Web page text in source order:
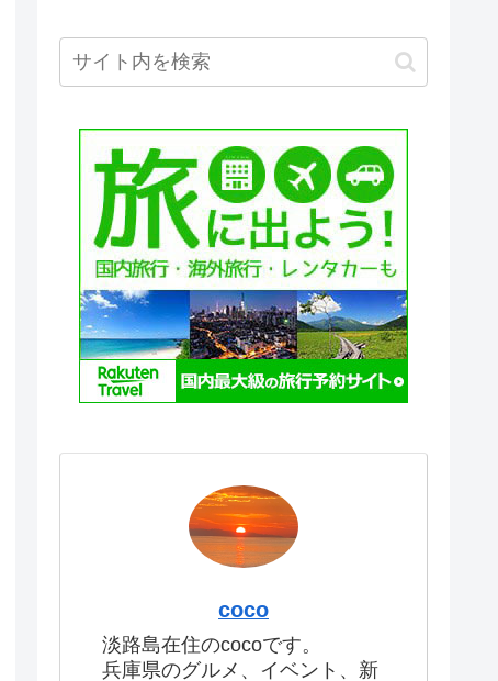
coco
淡路島在住のcocoです。
兵庫県のグルメ、イベント、新